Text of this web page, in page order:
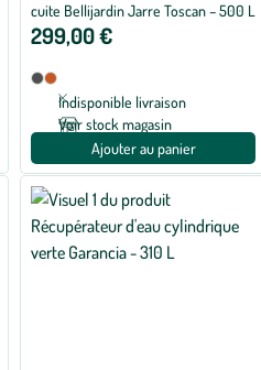
cuite Bellijardin Jarre Toscan – 500 L
299,00 €
Disponible
coloris
Anthracite
Terracotta
Indisponible livraison
Voir stock magasin
Ajouter au panier